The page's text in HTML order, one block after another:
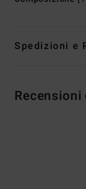
Spedizioni e